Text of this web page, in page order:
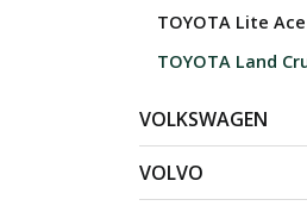
TOYOTA Lite Ace
TOYOTA Land
VOLKSWAGEN
VOLVO